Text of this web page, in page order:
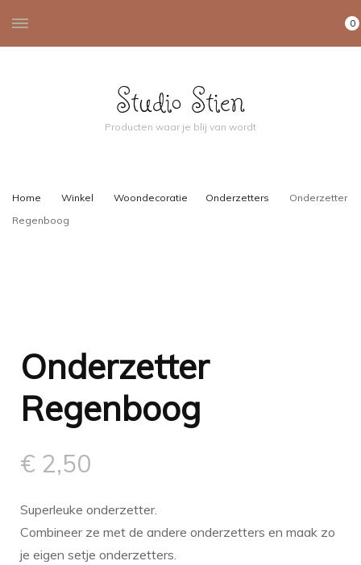
0
Studio Stien
Producten waar je blij van wordt
Home Winkel Woondecoratie Onderzetters
Onderzetter
Regenboog
Onderzetter
Regenboog
€ 2,50
Superleuke onderzetter.
Combineer ze met de andere onderzetters en maak zo
je eigen setje onderzetters.